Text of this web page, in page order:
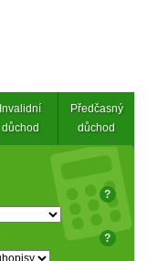
Invalidní
důchod
Předčasný
důchod
?
?